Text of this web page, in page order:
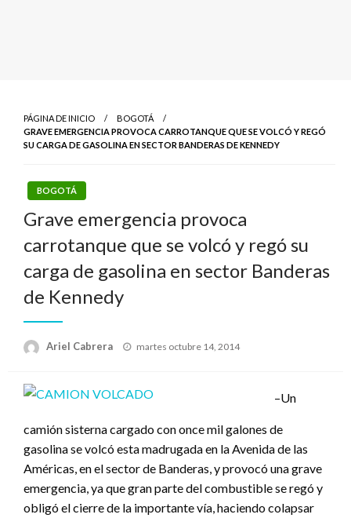
PÁGINA DE INICIO
BOGOTÁ
GRAVE EMERGENCIA PROVOCA CARROTANQUE QUE SE VOLCÓ Y REGÓ
SU CARGA DE GASOLINA EN SECTOR BANDERAS DE KENNEDY
BOGOTÁ
Grave emergencia provoca
carrotanque que se volcó y regó su
carga de gasolina en sector Banderas
de Kennedy
Ariel Cabrera
Publicado
martes octubre 14, 2014
–Un
camión sisterna cargado con once mil galones de
gasolina se volcó esta madrugada en la Avenida de las
Américas, en el sector de Banderas, y provocó una grave
emergencia, ya que gran parte del combustible se regó y
obligó el cierre de la importante vía, haciendo colapsar